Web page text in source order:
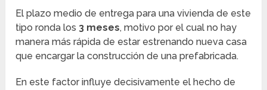
El plazo medio de entrega para una vivienda de este
tipo ronda los 3 meses, motivo por el cual no hay
manera más rápida de estar estrenando nueva casa
que encargar la construcción de una prefabricada.
En este factor influye decisivamente el hecho de